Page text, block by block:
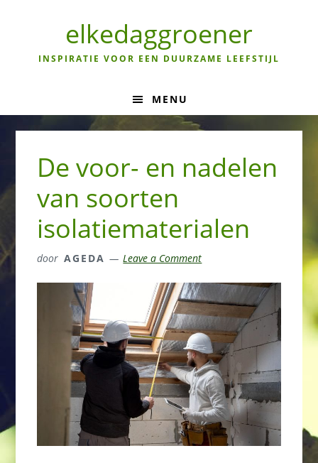
navigation
elkedaggroener
INSPIRATIE VOOR EEN DUURZAME LEEFSTIJL
MENU
De voor- en nadelen
van soorten
isolatiematerialen
door AGEDA Leave a Comment